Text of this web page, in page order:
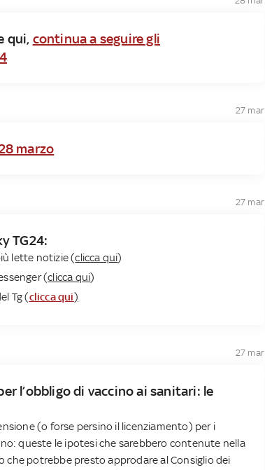
qui, continua a seguire gli
27 mar
marzo
27 mar
TG24:
lette notizie (clicca qui)
(clicca qui)
Tg (clicca qui)
27 mar
l’obbligo di vaccino ai sanitari: le
(o forse persino il licenziamento) per i
queste le ipotesi che sarebbero contenute nella
che potrebbe presto approdare al Consiglio dei